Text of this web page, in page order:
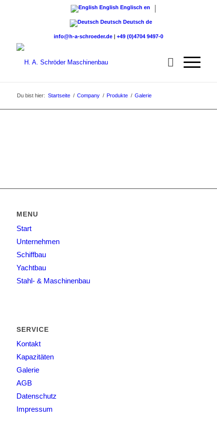
English Englisch en
Deutsch Deutsch de
info@h-a-schroeder.de| +49 (0)4704 9497-0
Du bist hier: Startseite / Company / Produkte / Galerie
MENU
Start
Unternehmen
Schiffbau
Yachtbau
Stahl- & Maschinenbau
SERVICE
Kontakt
Kapazitäten
Galerie
AGB
Datenschutz
Impressum